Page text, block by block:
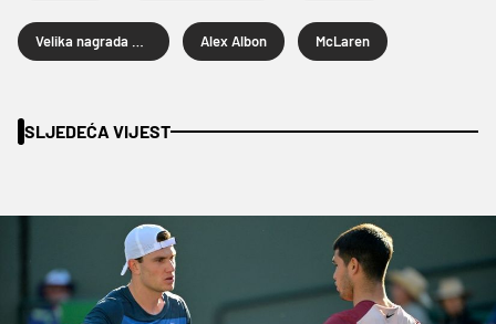
Alex Albon McLaren
SLJEDEĆA VIJEST